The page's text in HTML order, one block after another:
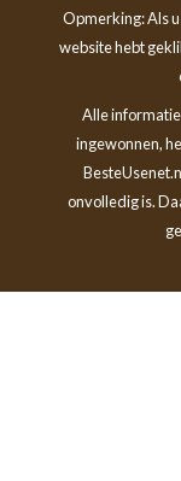
Opmerking: Als
website hebt
Alle
ingewonnen,
onvolledig is.